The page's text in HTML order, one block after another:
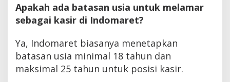
Apakah ada batasan usia untuk melamar
sebagai kasir di Indomaret?
Ya, Indomaret biasanya menetapkan
batasan usia minimal 18 tahun dan
maksimal 25 tahun untuk posisi kasir.